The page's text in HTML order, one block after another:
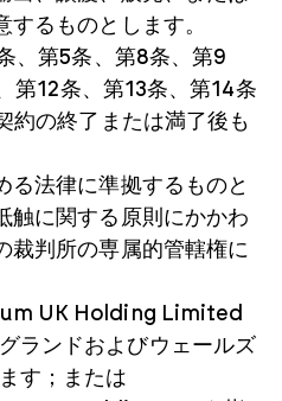
るものとします。
、第5条、第8条、第9
第12条、第13条、第14条
約の終了または満了後も
る法律に準拠するものと
触に関する原則にかかわ
裁判所の専属的管轄権に
UK Holding Limited
ランドおよびウェールズ
す；または